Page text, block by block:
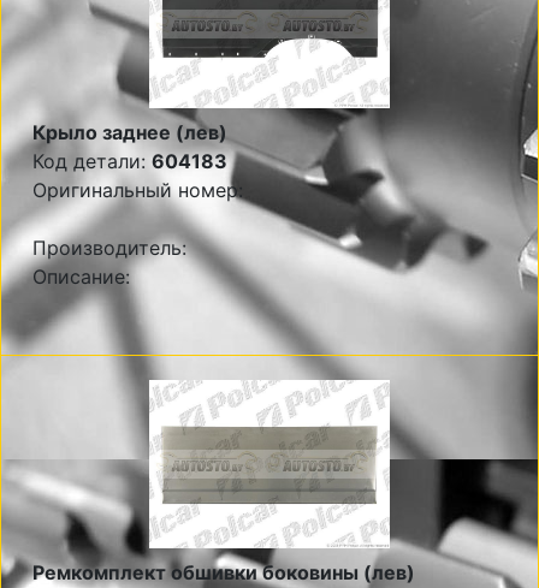
Крыло заднее (лев)
Код детали: 604183
Оригинальный номер:
Производитель:
Описание:
Ремкомплект обшивки боковины (лев)